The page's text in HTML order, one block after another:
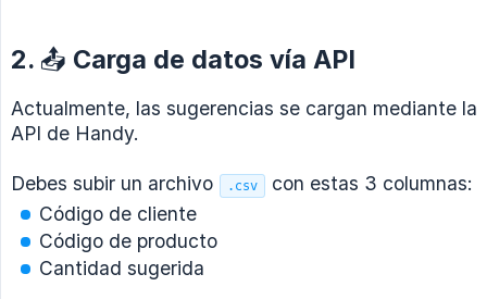
2. 📤 Carga de datos vía API
Actualmente, las sugerencias se cargan mediante la
API de Handy.
Debes subir un archivo .csv
con estas 3 columnas:
Código de cliente
Código de producto
Cantidad sugerida